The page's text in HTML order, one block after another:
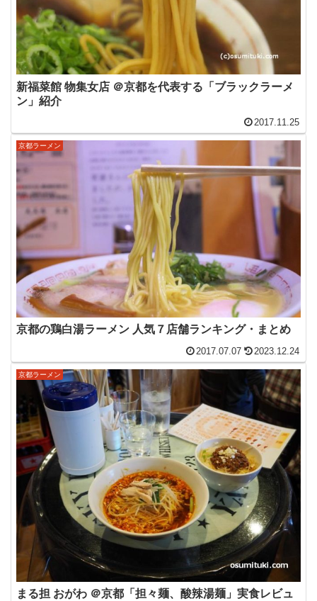
新福菜館 物集女店 ＠京都を代表する「ブラックラーメ
ン」紹介
2017.11.25
京都ラーメン
京都の鶏白湯ラーメン 人気７店舗ランキング・まとめ
2017.07.07 2023.12.24
京都ラーメン
まる担 おがわ ＠京都「担々麺、酸辣湯麺」実食レビュ